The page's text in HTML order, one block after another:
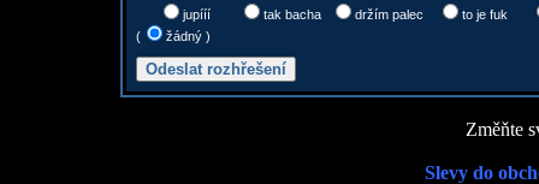
jupííí tak bacha držím palec
to je fuk
(
žádný )
Změňte
Slevy do